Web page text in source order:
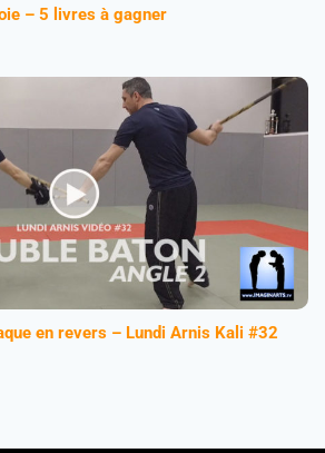
– 5 livres à gagner
en revers – Lundi Arnis Kali #32